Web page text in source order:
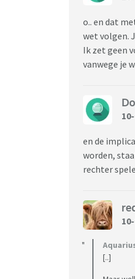
o.. en dat
wet volgen.
Ik zet geen
vanwege je
en de
worden,
rechter
[..]